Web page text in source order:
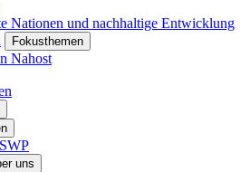
Nationen und nachhaltige Entwicklung
Fokusthemen
Nahost
uns